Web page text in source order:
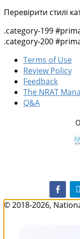
Перевірити стилі
.category-199
.category-200
Terms of Use
Review Policy
Feedback
The NRAT
Q&A
© 2018-2026,